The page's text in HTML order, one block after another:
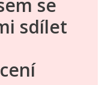
se
sdílet